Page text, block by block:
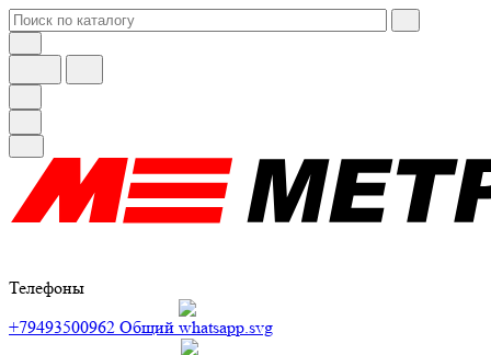
Телефоны
+79493500962 Общий